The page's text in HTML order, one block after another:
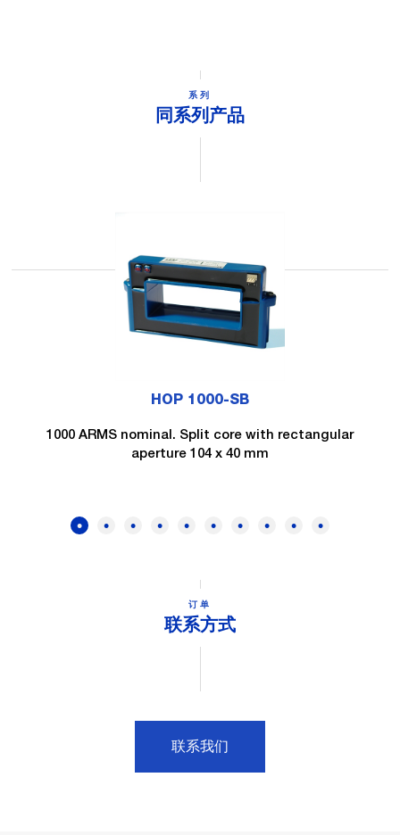
系列
同系列产品
HOP 1000-SB
1000 ARMS nominal. Split core with rectangular
aperture 104 x 40 mm
订单
联系方式
联系我们